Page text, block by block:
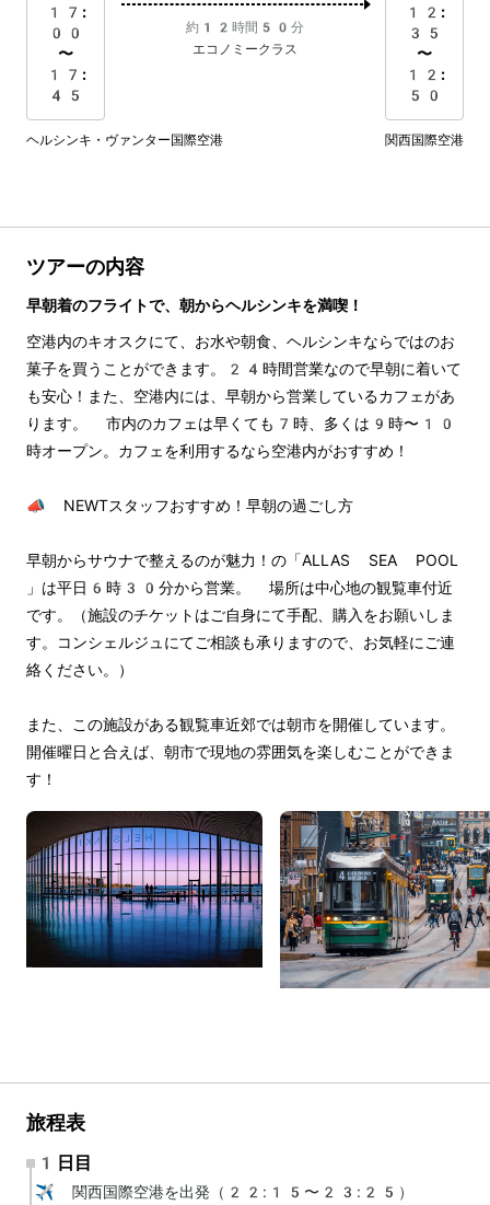
17:
00
〜
17:
45
約12時間50分
エコノミークラス
12:
35
〜
12:
50
ヘルシンキ・ヴァンター国際空港 関西国際空港
ツアーの内容
早朝着のフライトで、朝からヘルシンキを満喫！
空港内のキオスクにて、お水や朝食、ヘルシンキならではのお
菓子を買うことができます。24時間営業なので早朝に着いて
も安心！また、空港内には、早朝から営業しているカフェがあ
ります。 市内のカフェは早くても7時、多くは9時〜10
時オープン。カフェを利用するなら空港内がおすすめ！
📣 NEWTスタッフおすすめ！早朝の過ごし方
早朝からサウナで整えるのが魅力！の「ALLAS SEA POOL
」は平日6時30分から営業。 場所は中心地の観覧車付近
です。（施設のチケットはご自身にて手配、購入をお願いしま
す。コンシェルジュにてご相談も承りますので、お気軽にご連
絡ください。）
また、この施設がある観覧車近郊では朝市を開催しています。
開催曜日と合えば、朝市で現地の雰囲気を楽しむことができま
す！
旅程表
1日目
✈️ 関西国際空港を出発（22:15〜23:25）